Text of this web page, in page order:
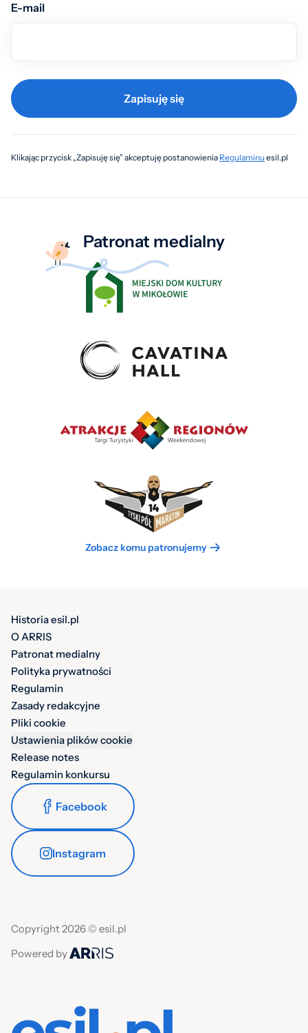
E-mail
Zapisuję się
Klikając przycisk „Zapisuję się” akceptuję postanowienia Regulaminuesil.pl
Patronat medialny
Zobacz komu patronujemy
Historia esil.pl
O ARRIS
Patronat medialny
Polityka prywatności
Regulamin
Zasady redakcyjne
Pliki cookie
Ustawienia plików cookie
Release notes
Regulamin konkursu
Facebook
Instagram
Copyright 2026 © esil.pl
Powered by